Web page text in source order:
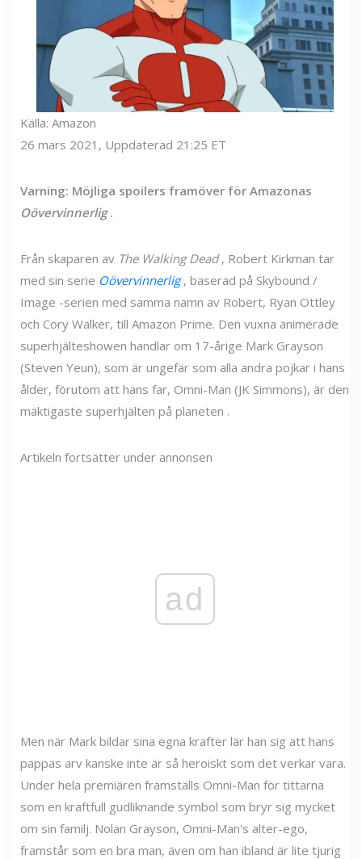
Källa: Amazon
26 mars 2021, Uppdaterad 21:25 ET
Varning: Möjliga spoilers framöver för Amazonas
Oövervinnerlig .
Från skaparen av The Walking Dead, Robert Kirkman tar
med sin serie Oövervinnerlig , baserad på Skybound /
Image -serien med samma namn av Robert, Ryan Ottley
och Cory Walker, till Amazon Prime. Den vuxna animerade
superhjälteshowen handlar om 17-årige Mark Grayson
(Steven Yeun), som är ungefär som alla andra pojkar i hans
ålder, förutom att hans far, Omni-Man (JK Simmons), är den
mäktigaste superhjälten på planeten .
Artikeln fortsätter under annonsen
ad
Men när Mark bildar sina egna krafter lär han sig att hans
pappas arv kanske inte är så heroiskt som det verkar vara.
Under hela premiären framställs Omni-Man för tittarna
som en kraftfull gudliknande symbol som bryr sig mycket
om sin familj. Nolan Grayson, Omni-Man's alter-ego,
framstår som en bra man, även om han ibland är lite tjurig